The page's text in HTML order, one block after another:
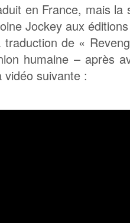
en France, mais la
Jockey aux
traduction de «
humaine – après
suivante :